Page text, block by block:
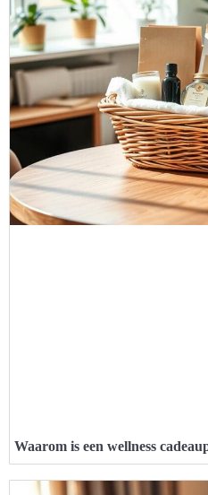
Waarom is een wellness